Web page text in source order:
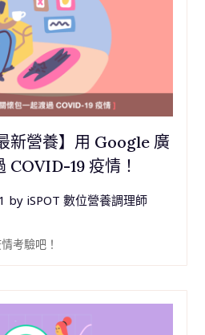
新營養】用 Google 廣
COVID-19 疫情！
by iSPOT 數位營養調理師
考驗吧！